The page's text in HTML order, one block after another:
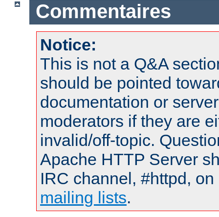
Commentaires
Notice:
This is not a Q&A
should be pointed
documentation or
moderators if they are
invalid/off-topic.
Apache HTTP Server
IRC channel, #httpd,
mailing lists.